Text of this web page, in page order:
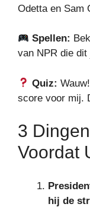
Odetta en Sam
Spellen:
van NPR die
Quiz:
score voor mij.
3
Voordat
hij de